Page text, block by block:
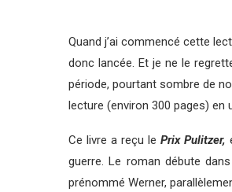
Quand j’ai commencé cette
donc lancée. Et je ne le
période, pourtant sombre de
lecture (environ 300 pages) en
Ce livre a reçu le Prix Pulitzer,
guerre. Le roman débute
prénommé Werner,